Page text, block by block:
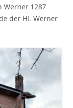
Werner 1287
der Hl. Werner